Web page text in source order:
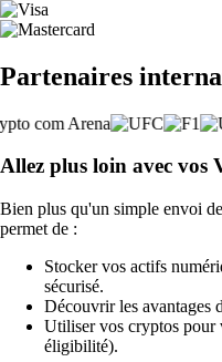
Partenaires
Allez plus loin avec vos
Bien plus qu'un simple envoi
permet de :
Stocker vos actifs
sécurisé.
Découvrir les avantages
Utiliser vos cryptos pour
éligibilité).